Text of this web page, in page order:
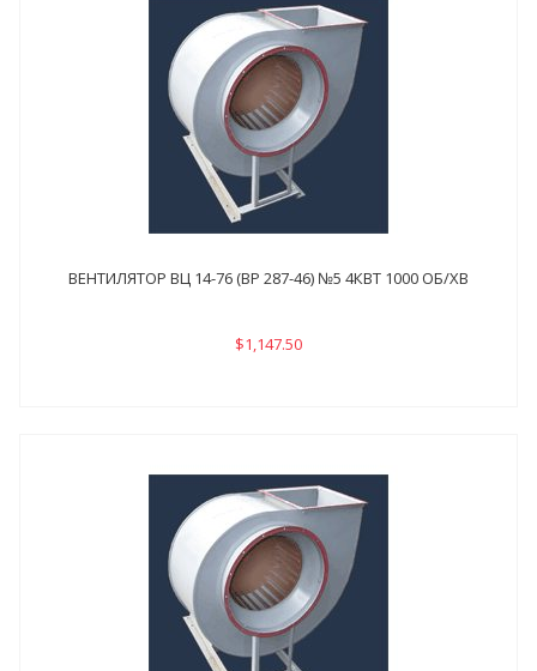
ВЕНТИЛЯТОР ВЦ 14-76 (ВР 287-46) №5 4КВТ 1000 ОБ/ХВ
$1,147.50